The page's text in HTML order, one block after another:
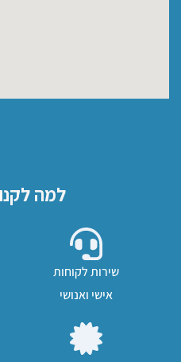
למה
שירות לקוחות
אישי ואנושי